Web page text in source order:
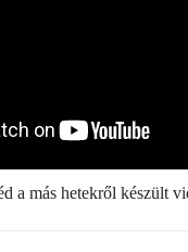
a más hetekről készült